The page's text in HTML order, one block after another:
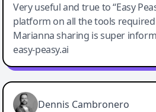
Very useful and true to “Easy
platform on all the tools
Marianna sharing is super
easy-peasy.ai
Dennis Cambronero